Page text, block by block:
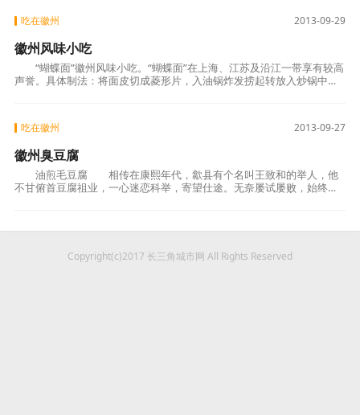
2013-09-29
吃在徽州
徽州风味小吃
“蝴蝶面”徽州风味小吃。“蝴蝶面”在上海、江苏及沿江一带享有较高
声誉。具体制法：将面皮切成菱形片，入油锅炸发捞起转放入炒锅中，
2013-09-27
吃在徽州
徽州臭豆腐
油煎毛豆腐 相传在康熙年代，歙县有个名叫王致和的举人，他
不甘俯首豆腐祖业，一心迷恋科举，寄望仕途。无奈屡试屡败，始终名
Copyright(c)2017 长三角城市网 All Rights Reserved